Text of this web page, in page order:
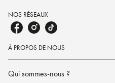
NOS RÉSEAUX
À PROPOS DE NOUS
Qui sommes-nous ?